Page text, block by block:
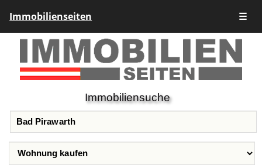
Immobilienseiten ☰
Immobiliensuche